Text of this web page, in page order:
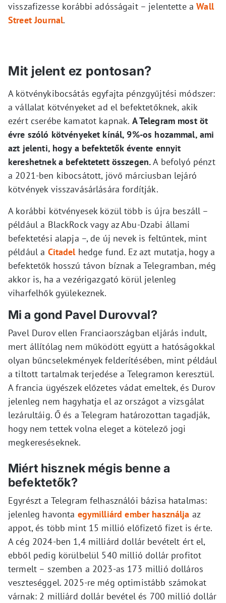
visszafizesse korábbi adósságait – jelentette aWall
Street Journal.
Mit jelent ez pontosan?
A kötvénykibocsátás egyfajta pénzgyűjtési módszer:
a vállalat kötvényeket ad el befektetőknek, akik
ezért cserébe kamatot kapnak. A Telegram most öt
évre szóló kötvényeket kínál, 9%-os hozammal, ami
azt jelenti, hogy a befektetők évente ennyit
kereshetnek a befektetett összegen.A befolyó pénzt
a 2021-ben kibocsátott, jövő márciusban lejáró
kötvények visszavásárlására fordítják.
A korábbi kötvényesek közül több is újra beszáll –
például a BlackRock vagy az Abu-Dzabi állami
befektetési alapja –, de új nevek is feltűntek, mint
például a Citadelhedge fund. Ez azt mutatja, hogy a
befektetők hosszú távon bíznak a Telegramban, még
akkor is, ha a vezérigazgató körül jelenleg
viharfelhők gyülekeznek.
Mi a gond Pavel Durovval?
Pavel Durov ellen Franciaországban eljárás indult,
mert állítólag nem működött együtt a hatóságokkal
olyan bűncselekmények felderítésében, mint például
a tiltott tartalmak terjedése a Telegramon keresztül.
A francia ügyészek előzetes vádat emeltek, és Durov
jelenleg nem hagyhatja el az országot a vizsgálat
lezárultáig. Ő és a Telegram határozottan tagadják,
hogy nem tettek volna eleget a kötelező jogi
megkereséseknek.
Miért hisznek mégis benne a
befektetők?
Egyrészt a Telegram felhasználói bázisa hatalmas:
jelenleg havonta egymilliárd ember használja az
appot, és több mint 15 millió előfizető fizet is érte.
A cég 2024-ben 1,4 milliárd dollár bevételt ért el,
ebből pedig körülbelül 540 millió dollár profitot
termelt – szemben a 2023-as 173 millió dolláros
veszteséggel. 2025-re még optimistább számokat
várnak: 2 milliárd dollár bevétel és 700 millió dollár